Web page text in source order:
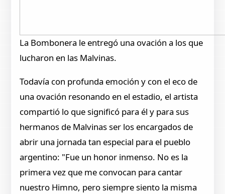
La Bombonera le entregó una ovación a los que
lucharon en las Malvinas.
Todavía con profunda emoción y con el eco de
una ovación resonando en el estadio, el artista
compartió lo que significó para él y para sus
hermanos de Malvinas ser los encargados de
abrir una jornada tan especial para el pueblo
argentino: "Fue un honor inmenso. No es la
primera vez que me convocan para cantar
nuestro Himno, pero siempre siento la misma